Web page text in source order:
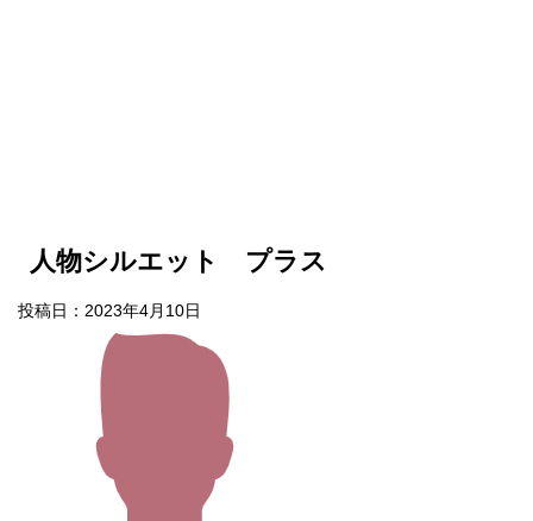
人物シルエット プラス
投稿日： 2023年4月10日